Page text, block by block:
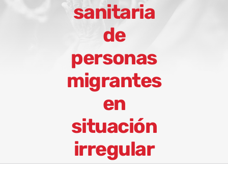
sanitaria
de
personas
migrantes
en
situación
irregular